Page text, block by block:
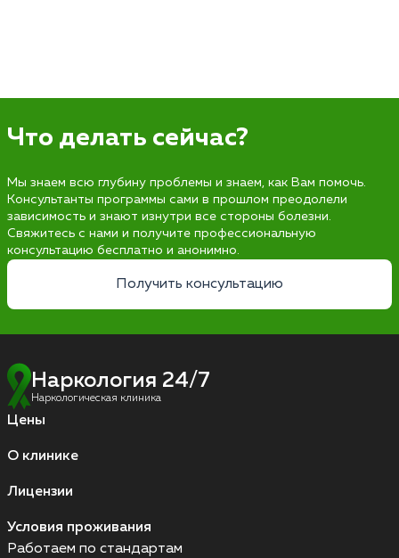
Что делать сейчас?
Мы знаем всю глубину проблемы и знаем, как Вам помочь.
Консультанты программы сами в прошлом преодолели
зависимость и знают изнутри все стороны болезни.
Свяжитесь с нами и получите профессиональную
консультацию бесплатно и анонимно.
Получить консультацию
Наркология 24/7
Наркологическая клиника
Цены
О клинике
Лицензии
Условия проживания
Работаем по стандартам